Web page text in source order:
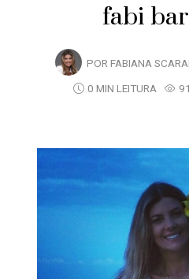
fabi
POR FABIANA
0 MIN LEITURA